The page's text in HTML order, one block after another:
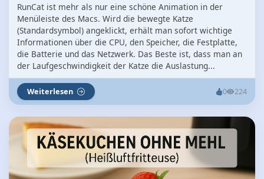
RunCat ist mehr als nur eine schöne Animation in der
Menüleiste des Macs. Wird die bewegte Katze
(Standardsymbol) angeklickt, erhält man sofort wichtige
Informationen über die CPU, den Speicher, die Festplatte,
die Batterie und das Netzwerk. Das Beste ist, dass man an
der Laufgeschwindigkeit der Katze die Auslastung...
Weiterlesen 0 224